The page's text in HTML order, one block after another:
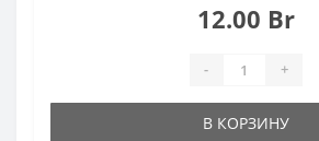
12.00 Br
- +
В КОРЗИНУ